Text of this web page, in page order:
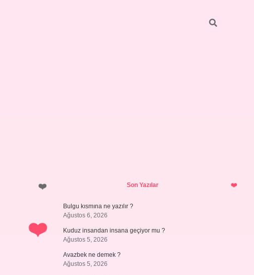
SidebarSon Yazılar
Bulgu kısmına ne yazılır ?
Ağustos 6, 2026
Kuduz insandan insana geçiyor mu ?
Ağustos 5, 2026
Avazbek ne demek ?
Ağustos 5, 2026